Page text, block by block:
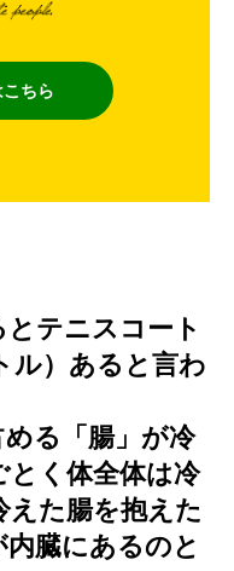
ちら
テニスコート
ル）あると言わ
る「腸」が冷
とく体全体は冷
えた腸を抱えた
臓にあるのと